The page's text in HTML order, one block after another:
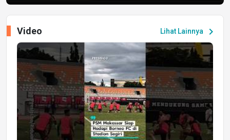
Lihat Lainnya chevron_right
Video